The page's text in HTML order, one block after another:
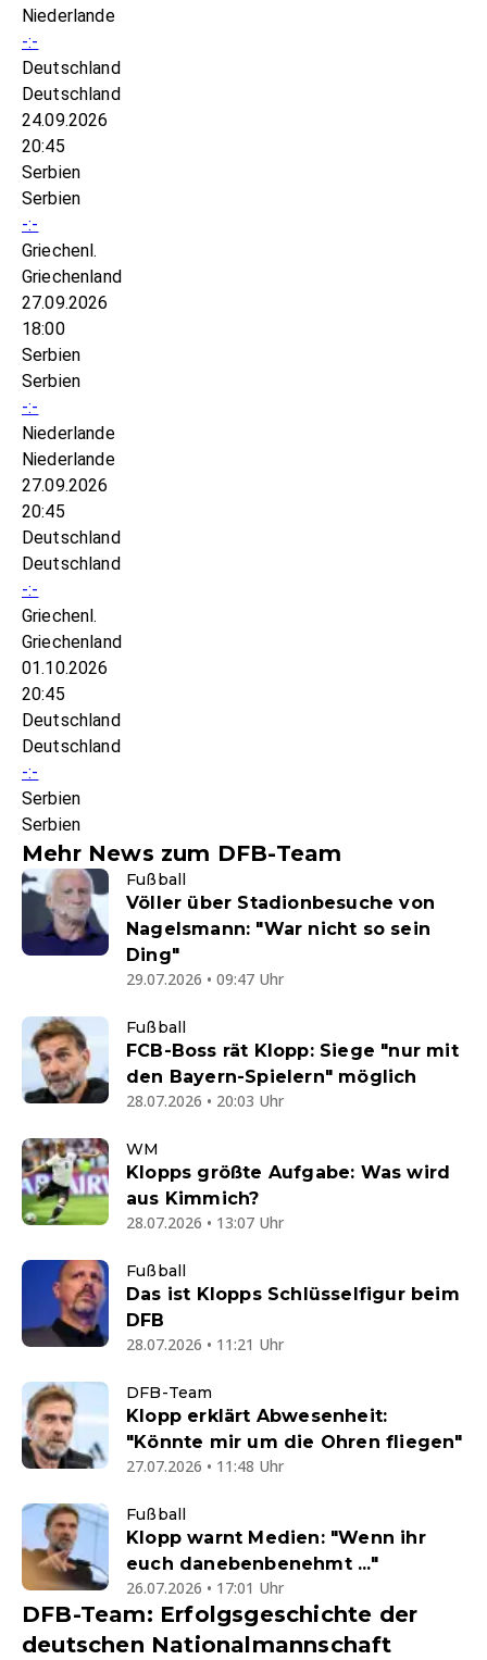
Niederlande
-:-
Deutschland
Deutschland
24.09.2026
20:45
Serbien
Serbien
-:-
Griechenl.
Griechenland
27.09.2026
18:00
Serbien
Serbien
-:-
Niederlande
Niederlande
27.09.2026
20:45
Deutschland
Deutschland
-:-
Griechenl.
Griechenland
01.10.2026
20:45
Deutschland
Deutschland
-:-
Serbien
Serbien
Mehr News zum DFB-Team
Fußball
Völler über Stadionbesuche von
Nagelsmann: "War nicht so sein
Ding"
29.07.2026 • 09:47 Uhr
Fußball
FCB-Boss rät Klopp: Siege "nur mit
den Bayern-Spielern" möglich
28.07.2026 • 20:03 Uhr
WM
Klopps größte Aufgabe: Was wird
aus Kimmich?
28.07.2026 • 13:07 Uhr
Fußball
Das ist Klopps Schlüsselfigur beim
DFB
28.07.2026 • 11:21 Uhr
DFB-Team
Klopp erklärt Abwesenheit:
"Könnte mir um die Ohren fliegen"
27.07.2026 • 11:48 Uhr
Fußball
Klopp warnt Medien: "Wenn ihr
euch danebenbenehmt ..."
26.07.2026 • 17:01 Uhr
DFB-Team: Erfolgsgeschichte der
deutschen Nationalmannschaft